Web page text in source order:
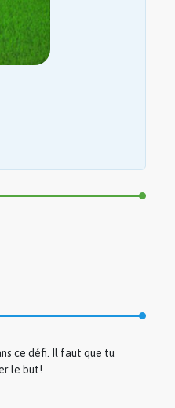
ce défi. Il faut que tu
le but!